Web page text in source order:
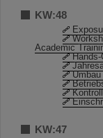
KW:48
Academic
KW:47